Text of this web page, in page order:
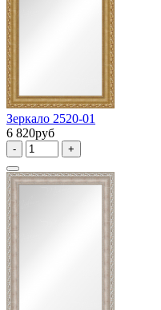
Зеркало 2520-01
6 820руб
- +